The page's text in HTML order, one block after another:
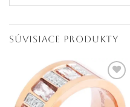
SÚVISIACE PRODUKTY